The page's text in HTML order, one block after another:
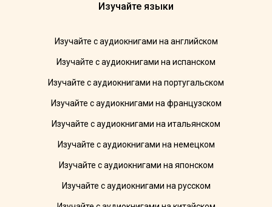
Изучайте языки
Изучайте с аудиокнигами на английском
Изучайте с аудиокнигами на испанском
Изучайте с аудиокнигами на португальском
Изучайте с аудиокнигами на французском
Изучайте с аудиокнигами на итальянском
Изучайте с аудиокнигами на немецком
Изучайте с аудиокнигами на японском
Изучайте с аудиокнигами на русском